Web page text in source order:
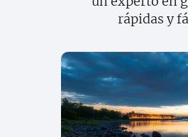
rápidas y